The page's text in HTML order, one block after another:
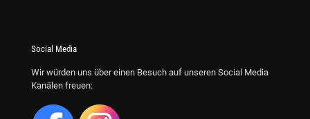
Social Media
Wir würden uns über einen Besuch auf unseren Social Media
Kanälen freuen: